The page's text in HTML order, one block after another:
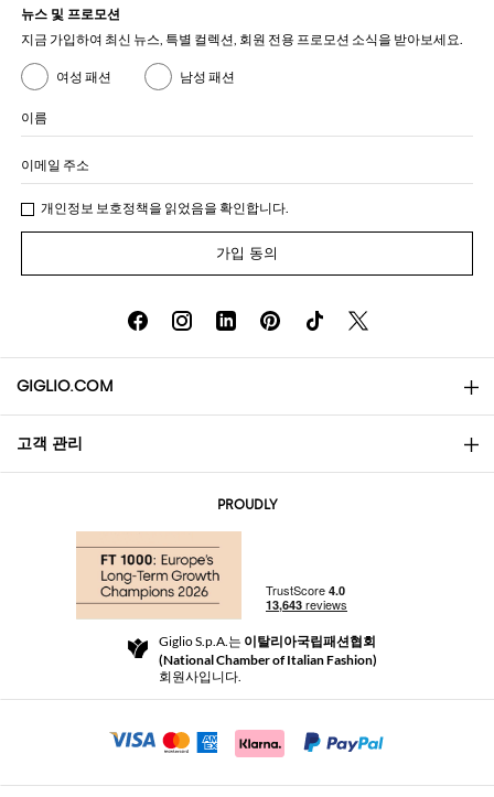
뉴스 및 프로모션
지금 가입하여 최신 뉴스, 특별 컬렉션, 회원 전용 프로모션 소식을 받아보세요.
여성 패션 남성 패션
이름
이메일 주소
개인정보 보호정책을 읽었음을 확인합니다.
가입 동의
GIGLIO.COM
소개
Community Store
Beauty Seekers VIP Club
고객 관리
반품 및 환불
For a safe shopping experience
Security Communication
PROUDLY
Giglio S.p.A.는 이탈리아국립패션협회
(National Chamber of Italian Fashion)
회원사입니다.